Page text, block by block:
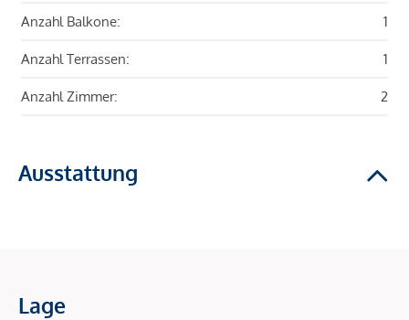
Anzahl Balkone: 1
Anzahl Terrassen: 1
Anzahl Zimmer: 2
Ausstattung
Lage